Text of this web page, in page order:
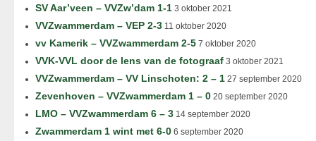
SV Aar’veen – VVZw’dam 1-1 3 oktober 2021
VVZwammerdam – VEP 2-3 11 oktober 2020
vv Kamerik – VVZwammerdam 2-5 7 oktober 2020
VVK-VVL door de lens van de fotograaf 3 oktober 2021
VVZwammerdam – VV Linschoten: 2 – 1 27 september 2020
Zevenhoven – VVZwammerdam 1 – 0 20 september 2020
LMO – VVZwammerdam 6 – 3 14 september 2020
Zwammerdam 1 wint met 6-0 6 september 2020